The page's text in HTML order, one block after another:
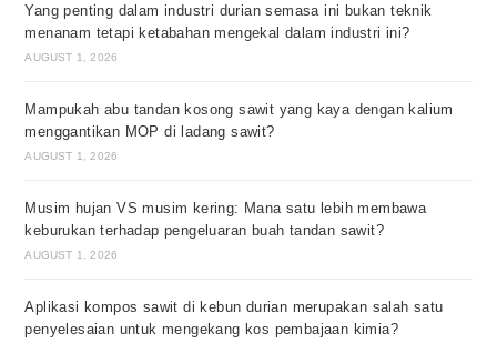
Yang penting dalam industri durian semasa ini bukan teknik
menanam tetapi ketabahan mengekal dalam industri ini?
AUGUST 1, 2026
Mampukah abu tandan kosong sawit yang kaya dengan kalium
menggantikan MOP di ladang sawit?
AUGUST 1, 2026
Musim hujan VS musim kering: Mana satu lebih membawa
keburukan terhadap pengeluaran buah tandan sawit?
AUGUST 1, 2026
Aplikasi kompos sawit di kebun durian merupakan salah satu
penyelesaian untuk mengekang kos pembajaan kimia?